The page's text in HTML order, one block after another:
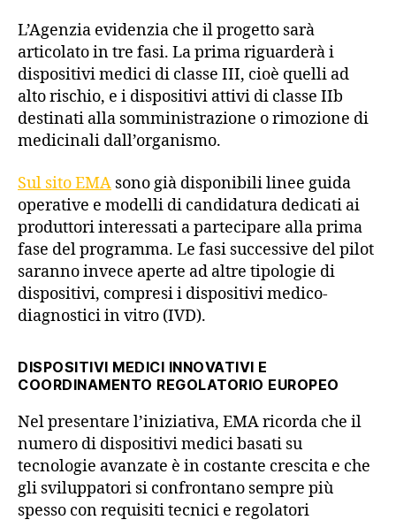
L’Agenzia evidenzia che il progetto sarà
articolato in tre fasi. La prima riguarderà i
dispositivi medici di classe III, cioè quelli ad
alto rischio, e i dispositivi attivi di classe IIb
destinati alla somministrazione o rimozione di
medicinali dall’organismo.
Sul sito EMA sono già disponibili linee guida
operative e modelli di candidatura dedicati ai
produttori interessati a partecipare alla prima
fase del programma. Le fasi successive del pilot
saranno invece aperte ad altre tipologie di
dispositivi, compresi i dispositivi medico-
diagnostici in vitro (IVD).
DISPOSITIVI MEDICI INNOVATIVI E
COORDINAMENTO REGOLATORIO EUROPEO
Nel presentare l’iniziativa, EMA ricorda che il
numero di dispositivi medici basati su
tecnologie avanzate è in costante crescita e che
gli sviluppatori si confrontano sempre più
spesso con requisiti tecnici e regolatori